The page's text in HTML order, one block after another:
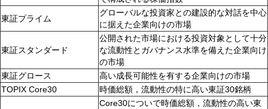
東証プライム
グローバルな投資家との建設的な対話を中心
に据えた企業向けの市場
東証スタンダード
公開された市場における投資対象として十分
な流動性とガバナンス水準を備えた企業向け
の市場
東証グロース
高い成長可能性を有する企業向けの市場
TOPIX Core30
時価総額，流動性の特に高い東証30銘柄
Core30についで時価総額，流動性の高い東